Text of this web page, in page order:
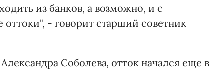
из банков, а возможно, и с
- говорит старший советник
Соболева, отток начался еще в